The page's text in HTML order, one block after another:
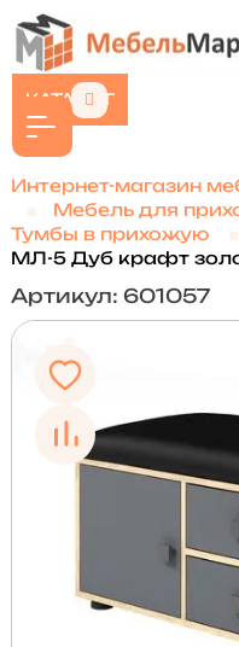
КАТАЛОГ
Интернет-магазин
Мебель для
Тумбы в прихожую
МЛ-5 Дуб крафт
Артикул: 601057